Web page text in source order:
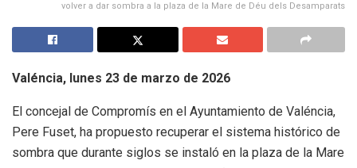
volver a dar sombra a la plaza de la Mare de Déu dels Desamparats
Valéncia, lunes 23 de marzo de 2026
El concejal de Compromís en el Ayuntamiento de Valéncia,
Pere Fuset, ha propuesto recuperar el sistema histórico de
sombra que durante siglos se instaló en la plaza de la Mare